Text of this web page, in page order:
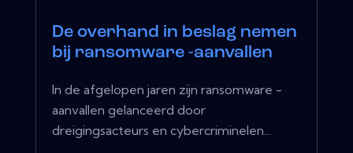
De overhand in beslag nemen
bij ransomware -aanvallen
In de afgelopen jaren zijn ransomware -
aanvallen gelanceerd door
dreigingsacteurs en cybercriminelen...